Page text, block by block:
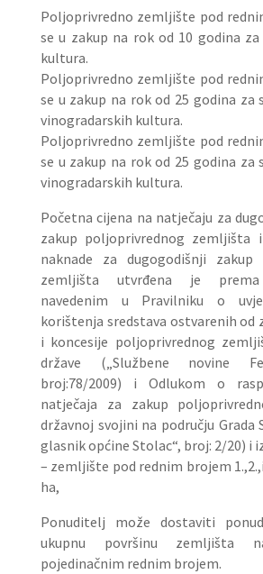
Poljoprivredno zemljište pod
se u zakup na rok od 10 godina
kultura.
Poljoprivredno zemljište pod
se u zakup na rok od 25 godina za
vinogradarskih kultura.
Poljoprivredno zemljište pod
se u zakup na rok od 25 godina za
vinogradarskih kultura.
Početna cijena na natječaju za
zakup poljoprivrednog zemljišta
naknade za dugogodišnji zakup
zemljišta utvrđena je prema
navedenim u Pravilniku o
korištenja sredstava ostvarenih od
i koncesije poljoprivrednog
države („Službene novine
broj:78/2009) i Odlukom o
natječaja za zakup
državnoj svojini na području Grada
glasnik općine Stolac“, broj: 2/20) i
– zemljište pod rednim brojem
ha,
Ponuditelj može dostaviti
ukupnu površinu zemljišta
pojedinačnim rednim brojem.